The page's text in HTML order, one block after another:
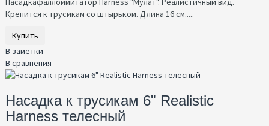
Крепится к трусикам со штырьком. Длина 16 см.....
Купить
В заметки
В сравнения
Насадка к трусикам 6" Realistic
Harness телесный